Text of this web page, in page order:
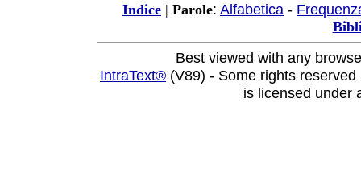
Indice | Parole: Alfabetica -
Best viewed with any
IntraText® (V89) - Some rights
is licensed under